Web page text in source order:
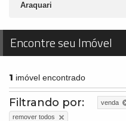
Araquari
Encontre seu Imóvel
1 imóvel encontrado
Filtrando por: venda
remover todos